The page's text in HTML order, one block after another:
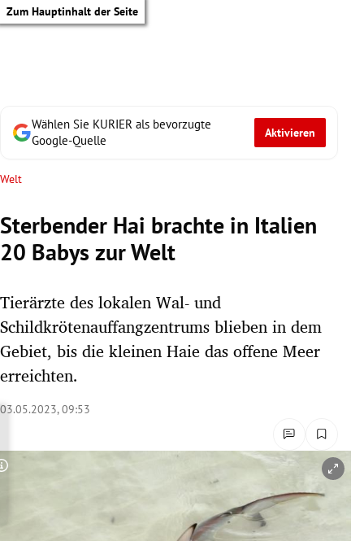
Zum Hauptinhalt der Seite
Untermenü
Untermenü
Untermenü
Untermenü
Untermenü
Wählen Sie KURIER als bevorzugte
Google-Quelle
Aktivieren
Welt
Sterbender Hai brachte in Italien
20 Babys zur Welt
Tierärzte des lokalen Wal- und
Schildkrötenauffangzentrums blieben in dem
Gebiet, bis die kleinen Haie das offene Meer
erreichten.
03.05.2023, 09:53
Copyright-Hinweis öffnen/schließen